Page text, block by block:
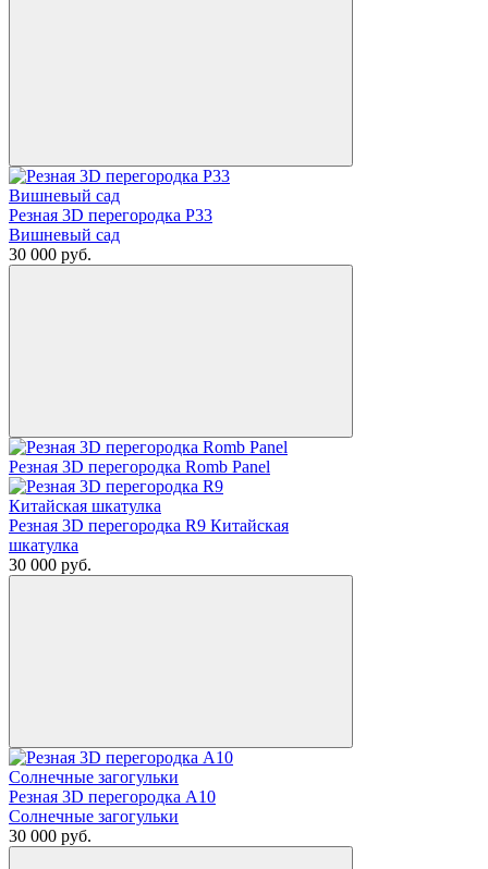
Резная 3D перегородка Р33
Вишневый сад
30 000 руб.
Резная 3D перегородка Romb Panel
Резная 3D перегородка R9 Китайская
шкатулка
30 000 руб.
Резная 3D перегородка А10
Солнечные загогульки
30 000 руб.